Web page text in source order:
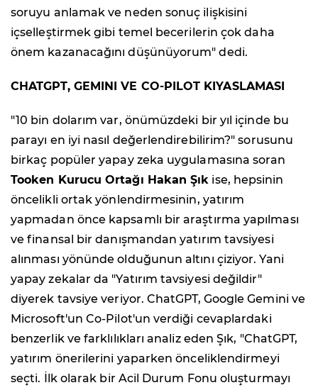
soruyu anlamak ve neden sonuç ilişkisini
içselleştirmek gibi temel becerilerin çok daha
önem kazanacağını düşünüyorum" dedi.
CHATGPT, GEMINI VE CO-PILOT KIYASLAMASI
"10 bin dolarım var, önümüzdeki bir yıl içinde bu
parayı en iyi nasıl değerlendirebilirim?" sorusunu
birkaç popüler yapay zeka uygulamasına soran
Tooken Kurucu Ortağı Hakan Şık ise, hepsinin
öncelikli ortak yönlendirmesinin, yatırım
yapmadan önce kapsamlı bir araştırma yapılması
ve finansal bir danışmandan yatırım tavsiyesi
alınması yönünde olduğunun altını çiziyor. Yani
yapay zekalar da "Yatırım tavsiyesi değildir"
diyerek tavsiye veriyor. ChatGPT, Google Gemini ve
Microsoft'un Co-Pilot'un verdiği cevaplardaki
benzerlik ve farklılıkları analiz eden Şık, "ChatGPT,
yatırım önerilerini yaparken önceliklendirmeyi
seçti. İlk olarak bir Acil Durum Fonu oluşturmayı